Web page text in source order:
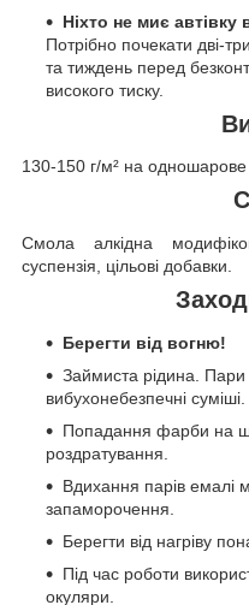
Ніхто не миє автівку
Потрібно почекати дві-
та тиждень перед
високого тиску.
130-150 г/м² на одношарове
Смола алкідна
суспензія, цільові добавки.
Берегти від вогню!
Займиста рідина. Пари
вибухонебезпечні суміші.
Попадання фарби на
роздратування.
Вдихання парів емалі
запаморочення.
Берегти від нагріву
Під час роботи
окуляри.